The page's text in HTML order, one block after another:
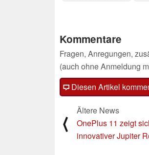
Kommentare
Fragen, Anregungen,
(auch ohne Anmeldung
Diesen Artikel
⟨
Ältere News
OnePlus 11 zeigt
innovativer Jupiter